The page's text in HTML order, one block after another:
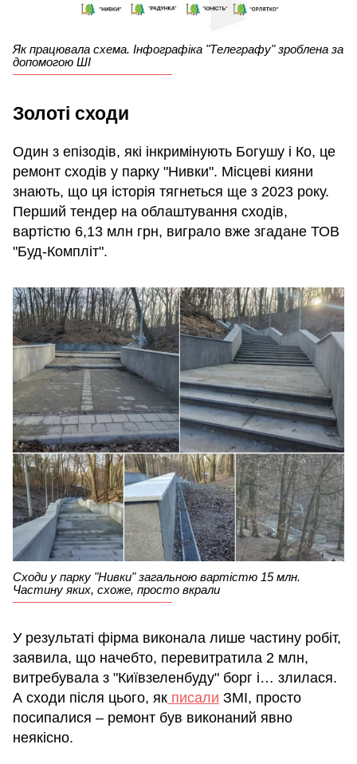
Як працювала схема. Інфографіка "Телеграфу" зроблена за
допомогою ШІ
Золоті сходи
Один з епізодів, які інкримінують Богушу і Ко, це
ремонт сходів у парку "Нивки". Місцеві кияни
знають, що ця історія тягнеться ще з 2023 року.
Перший тендер на облаштування сходів,
вартістю 6,13 млн грн, виграло вже згадане ТОВ
"Буд-Компліт".
Сходи у парку "Нивки" загальною вартістю 15 млн.
Частину яких, схоже, просто вкрали
У результаті фірма виконала лише частину робіт,
заявила, що начебто, перевитратила 2 млн,
витребувала з "Київзеленбуду" борг і… злилася.
А сходи після цього, як писали ЗМІ, просто
посипалися – ремонт був виконаний явно
неякісно.